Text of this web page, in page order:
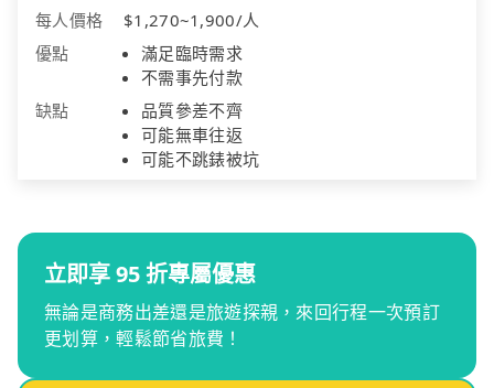
每人價格
$1,270~1,900/人
優點
滿足臨時需求
不需事先付款
缺點
品質參差不齊
可能無車往返
可能不跳錶被坑
立即享 95 折專屬優惠
無論是商務出差還是旅遊探親，來回行程一次預訂
更划算，輕鬆節省旅費！